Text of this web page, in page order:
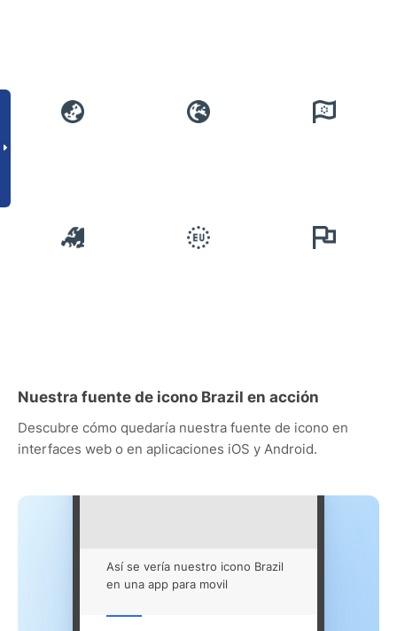
Nuestra fuente de icono Brazil en acción
Descubre cómo quedaría nuestra fuente de icono en
interfaces web o en aplicaciones iOS y Android.
Así se vería nuestro icono Brazil
en una app para movil